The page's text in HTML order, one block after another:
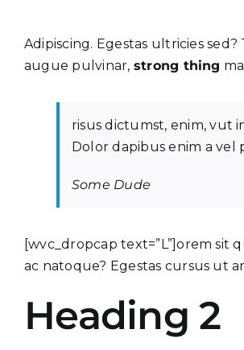
Adipiscing. Egestas ultricies
augue pulvinar, strong thing
risus dictumst, enim, vut
Dolor dapibus enim a vel
Some Dude
[wvc_dropcap text=”L”]orem sit
ac natoque? Egestas cursus ut
Heading 2